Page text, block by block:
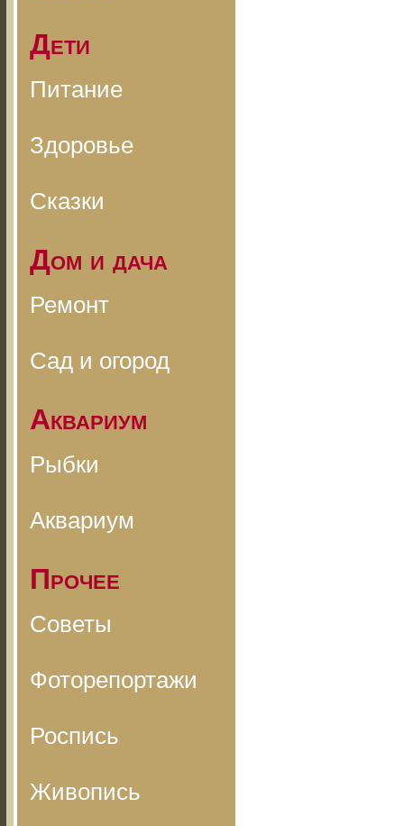
Дети
Питание
Здоровье
Сказки
Дом и дача
Ремонт
Сад и огород
Аквариум
Рыбки
Аквариум
Прочее
Советы
Фоторепортажи
Роспись
Живопись